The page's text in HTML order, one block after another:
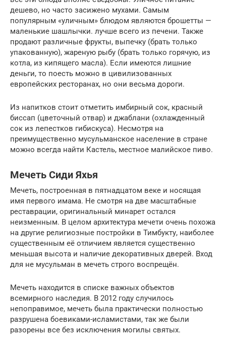
дешево, но часто засижено мухами. Самым
популярным «уличным» блюдом являются брошетты —
маленькие шашлычки. лучше всего из печени. Также
продают различные фрукты, выпечку (брать только
упакованную), жареную рыбу (брать только горячую, из
котла, из кипящего масла). Если имеются лишние
деньги, то поесть можно в цивилизованных
европейских ресторанах, но они весьма дороги.
Из напитков стоит отметить имбирный сок, красный
биссап (цветочный отвар) и джаблани (охлажденный
сок из лепестков гибискуса). Несмотря на
преимущественно мусульманское население в стране
можно всегда найти Кастель, местное малийское пиво.
Мечеть Сиди Яхья
Мечеть, построенная в пятнадцатом веке и носящая
имя первого имама. Не смотря на две масштабные
реставрации, оригинальный минарет остался
неизменным. В целом архитектура мечети очень похожа
на другие религиозные постройки в Тимбукту, наиболее
существенным её отличием является существенно
меньшая высота и наличие декоративных дверей. Вход
для не мусульман в мечеть строго воспрещён.
Мечеть находится в списке важных объектов
всемирного наследия. В 2012 году случилось
непоправимое, мечеть была практически полностью
разрушена боевиками-исламистами, так же были
разорены все без исключения могилы святых.